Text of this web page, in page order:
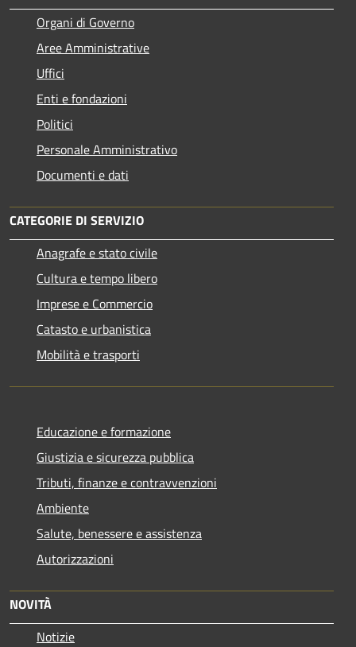
Organi di Governo
Aree Amministrative
Uffici
Enti e fondazioni
Politici
Personale Amministrativo
Documenti e dati
CATEGORIE DI SERVIZIO
Anagrafe e stato civile
Cultura e tempo libero
Imprese e Commercio
Catasto e urbanistica
Mobilità e trasporti
Educazione e formazione
Giustizia e sicurezza pubblica
Tributi, finanze e contravvenzioni
Ambiente
Salute, benessere e assistenza
Autorizzazioni
NOVITÀ
Notizie